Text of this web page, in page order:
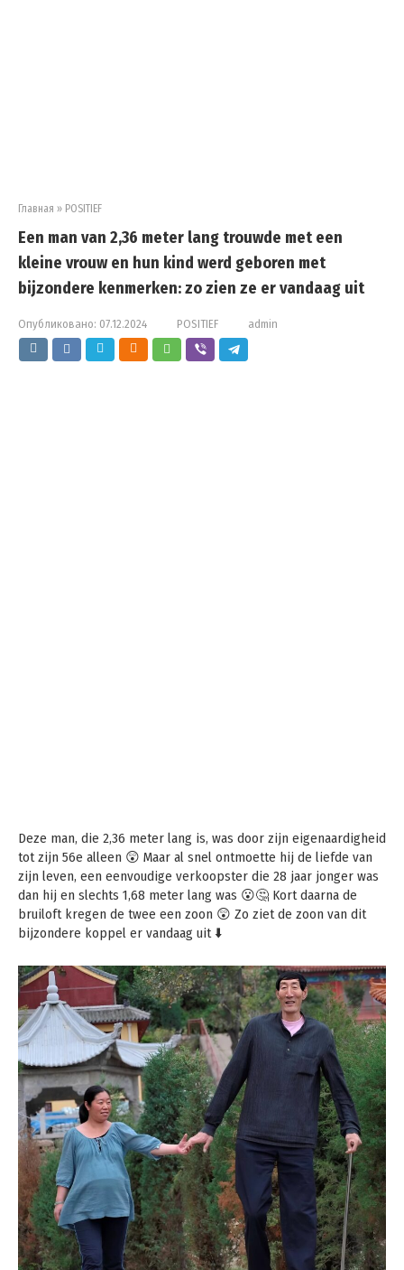
Главная » POSITIEF
Een man van 2,36 meter lang trouwde met een
kleine vrouw en hun kind werd geboren met
bijzondere kenmerken: zo zien ze er vandaag uit
Опубликовано: 07.12.2024 POSITIEF admin
Deze man, die 2,36 meter lang is, was door zijn eigenaardigheid
tot zijn 56e alleen 😲 Maar al snel ontmoette hij de liefde van
zijn leven, een eenvoudige verkoopster die 28 jaar jonger was
dan hij en slechts 1,68 meter lang was 😮🤔 Kort daarna de
bruiloft kregen de twee een zoon 😲 Zo ziet de zoon van dit
bijzondere koppel er vandaag uit ⬇️